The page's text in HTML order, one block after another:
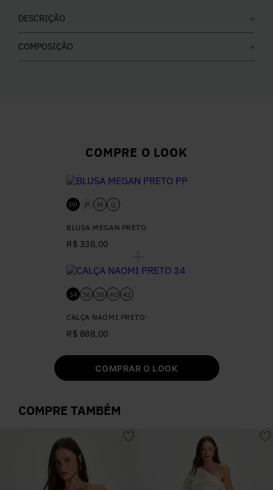
DESCRIÇÃO
COMPOSIÇÃO
COMPRE O LOOK
PP P M G
BLUSA MEGAN PRETO
R$ 338,00
34 36 38 40 42
CALÇA NAOMI PRETO
R$ 888,00
COMPRAR O LOOK
COMPRE TAMBÉM
7º